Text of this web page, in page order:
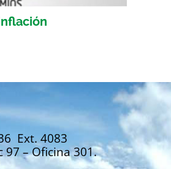
Ext. 4083
97 – Oficina 301.